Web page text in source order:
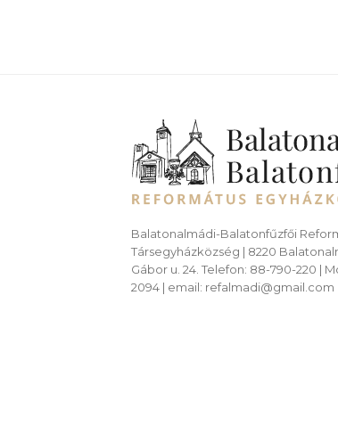
Balatonalmádi-Balatonfűzfői
Társegyházközség | 8220
Gábor u. 24. Telefon: 88-790-220 |
2094 | email: refalmadi@gmail.com